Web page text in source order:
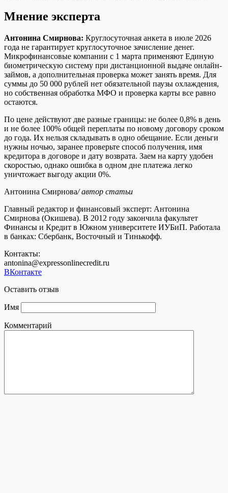
Мнение эксперта
Антонина Смирнова: Круглосуточная анкета в июле 2026
года не гарантирует круглосуточное зачисление денег.
Микрофинансовые компании с 1 марта применяют Единую
биометрическую систему при дистанционной выдаче онлайн-
займов, а дополнительная проверка может занять время. Для
суммы до 50 000 рублей нет обязательной паузы охлаждения,
но собственная обработка МФО и проверка карты все равно
остаются.
По цене действуют две разные границы: не более 0,8% в день
и не более 100% общей переплаты по новому договору сроком
до года. Их нельзя складывать в одно обещание. Если деньги
нужны ночью, заранее проверьте способ получения, имя
кредитора в договоре и дату возврата. Заем на карту удобен
скоростью, однако ошибка в одном дне платежа легко
уничтожает выгоду акции 0%.
Антонина Смирнова/ автор статьи
Главный редактор и финансовый эксперт: Антонина
Смирнова (Окишева). В 2012 году закончила факультет
Финансы и Кредит в Южном университете ИУБиП. Работала
в банках: Сбербанк, Восточный и Тинькофф.
Контакты:
antonina@expressonlinecredit.ru
ВКонтакте
Оставить отзыв
Имя
Комментарий